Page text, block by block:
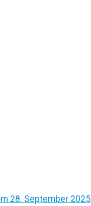
28. September 2025